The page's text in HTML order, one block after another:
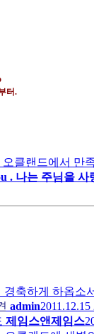
터.
오클랜드에서 만
. 나는 주님을 사
경축하게 하옵소
admin2011.12.15
제임스앤제임스